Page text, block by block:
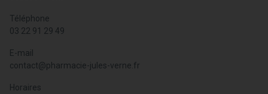
Téléphone
03 22 91 29 49
E-mail
contact@pharmacie-jules-verne.fr
Horaires